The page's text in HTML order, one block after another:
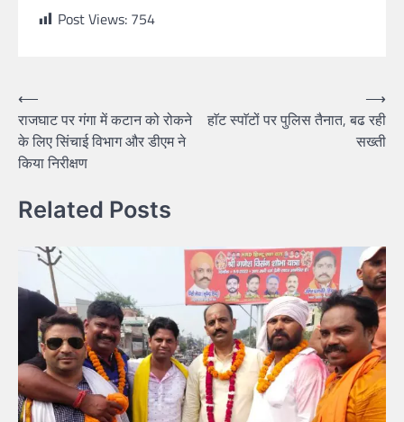
Post Views: 754
⟵
राजघाट पर गंगा में कटान को रोकने
के लिए सिंचाई विभाग और डीएम ने
किया निरीक्षण
हाॅट स्पाॅटों पर पुलिस तैनात, बढ रही
सख्ती
⟶
Related Posts